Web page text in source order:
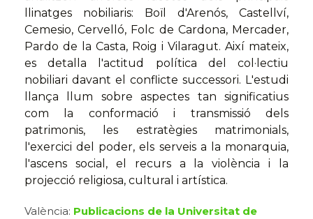
llinatges nobiliaris: Boïl d'Arenós, Castellví,
Cemesio, Cervelló, Folc de Cardona, Mercader,
Pardo de la Casta, Roig i Vilaragut. Així mateix,
es detalla l'actitud política del col·lectiu
nobiliari davant el conflicte successori. L'estudi
llança llum sobre aspectes tan significatius
com la conformació i transmissió dels
patrimonis, les estratègies matrimonials,
l'exercici del poder, els serveis a la monarquia,
l'ascens social, el recurs a la violència i la
projecció religiosa, cultural i artística.
València: Publicacions de la Universitat de